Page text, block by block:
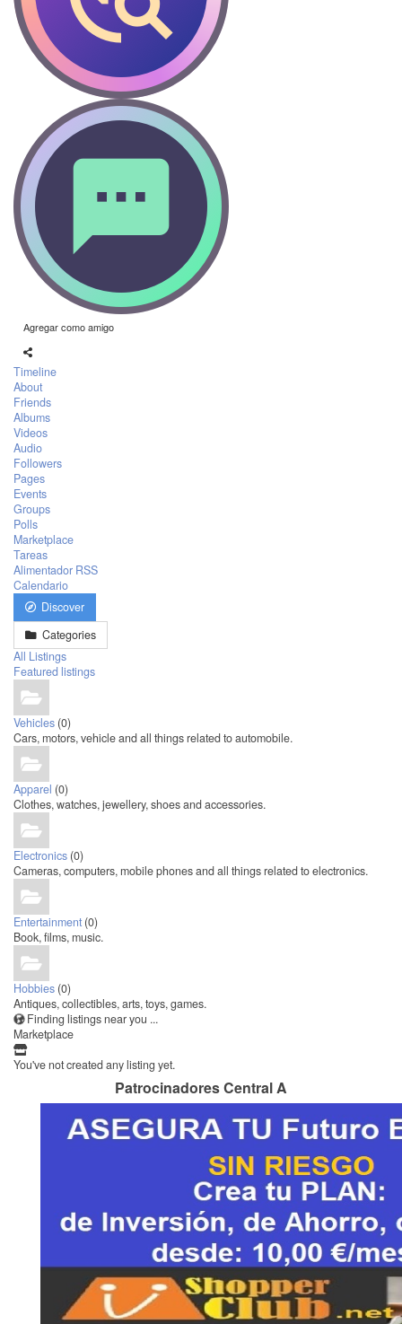
Agregar como amigo
Timeline
About
Friends
Albums
Videos
Audio
Followers
Pages
Events
Groups
Polls
Marketplace
Tareas
Alimentador RSS
Calendario
Discover
Categories
All Listings
Featured listings
Vehicles (0)
Cars, motors, vehicle and all things related to automobile.
Apparel (0)
Clothes, watches, jewellery, shoes and accessories.
Electronics (0)
Cameras, computers, mobile phones and all things related to electronics.
Entertainment (0)
Book, films, music.
Hobbies (0)
Antiques, collectibles, arts, toys, games.
Finding listings near you ...
Marketplace
You've not created any listing yet.
Patrocinadores Central A